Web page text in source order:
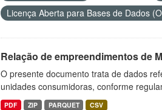
Licença Aberta para Bases de Dados
Relação de empreendimentos de
O presente documento trata de dados
unidades consumidoras, conforme
PDF ZIP PARQUET CSV